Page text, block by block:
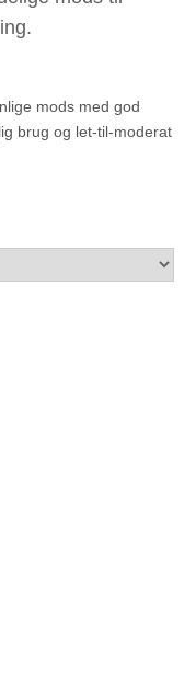
mods med god
brug og let-til-moderat